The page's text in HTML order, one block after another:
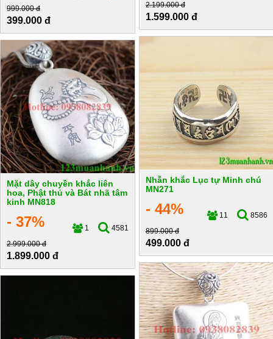
999.000 đ
399.000 đ
2.199.000 đ
1.599.000 đ
Nhẫn khắc Lục tự Minh chú
MN271
- 44% 11
8586
899.000 đ
499.000 đ
Mặt dây chuyền khắc liên
hoa, Phật thủ và Bát nhã tâm
kinh MN818
- 37% 1
4581
2.999.000 đ
1.899.000 đ